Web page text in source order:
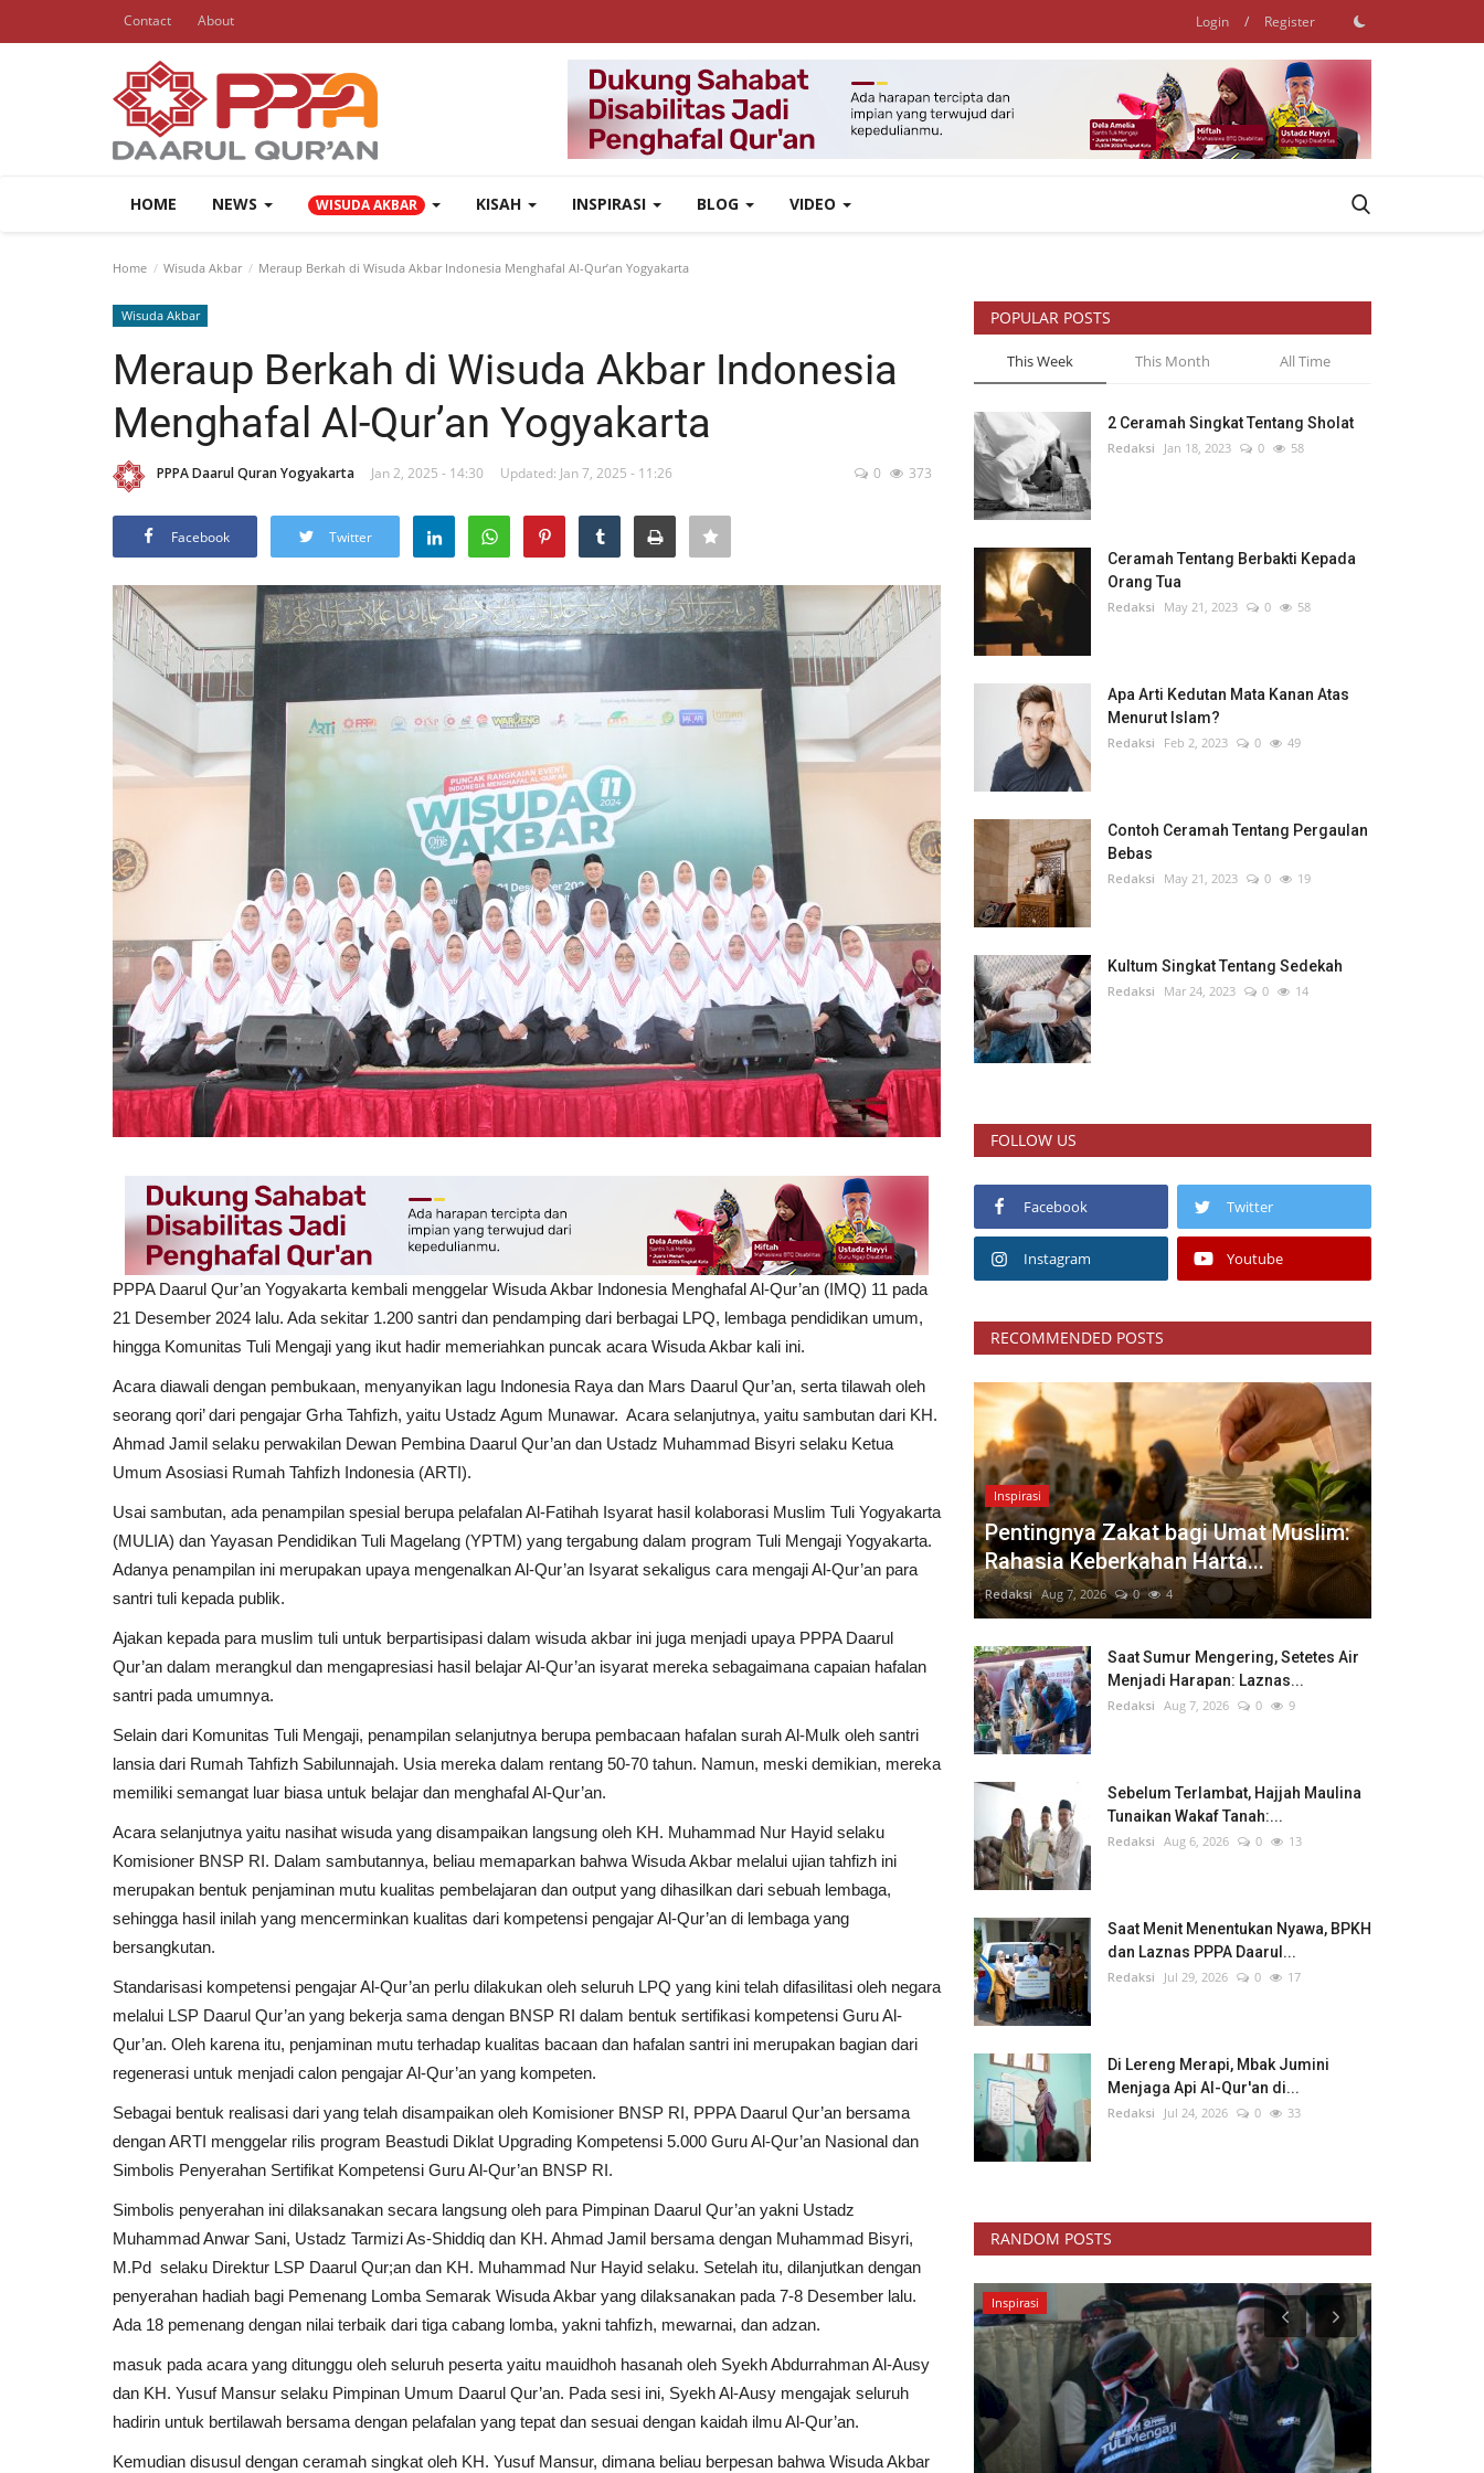
Contact About Login / Register
HOME NEWS WISUDA AKBAR KISAH INSPIRASI BLOG VIDEO
Home Wisuda Akbar Meraup Berkah di Wisuda Akbar Indonesia Menghafal Al-Qur’an Yogyakarta
Wisuda Akbar
Meraup Berkah di Wisuda Akbar Indonesia
Menghafal Al-Qur’an Yogyakarta
PPPA Daarul Quran Yogyakarta Jan 2, 2025 - 14:30 Updated: Jan 7, 2025 - 11:26 0 373
Facebook Twitter
PPPA Daarul Qur’an Yogyakarta kembali menggelar Wisuda Akbar Indonesia Menghafal Al-Qur’an (IMQ) 11 pada
21 Desember 2024 lalu. Ada sekitar 1.200 santri dan pendamping dari berbagai LPQ, lembaga pendidikan umum,
hingga Komunitas Tuli Mengaji yang ikut hadir memeriahkan puncak acara Wisuda Akbar kali ini.
Acara diawali dengan pembukaan, menyanyikan lagu Indonesia Raya dan Mars Daarul Qur’an, serta tilawah oleh
seorang qori’ dari pengajar Grha Tahfizh, yaitu Ustadz Agum Munawar. Acara selanjutnya, yaitu sambutan dari KH.
Ahmad Jamil selaku perwakilan Dewan Pembina Daarul Qur’an dan Ustadz Muhammad Bisyri selaku Ketua
Umum Asosiasi Rumah Tahfizh Indonesia (ARTI).
Usai sambutan, ada penampilan spesial berupa pelafalan Al-Fatihah Isyarat hasil kolaborasi Muslim Tuli Yogyakarta
(MULIA) dan Yayasan Pendidikan Tuli Magelang (YPTM) yang tergabung dalam program Tuli Mengaji Yogyakarta.
Adanya penampilan ini merupakan upaya mengenalkan Al-Qur’an Isyarat sekaligus cara mengaji Al-Qur’an para
santri tuli kepada publik.
Ajakan kepada para muslim tuli untuk berpartisipasi dalam wisuda akbar ini juga menjadi upaya PPPA Daarul
Qur’an dalam merangkul dan mengapresiasi hasil belajar Al-Qur’an isyarat mereka sebagaimana capaian hafalan
santri pada umumnya.
Selain dari Komunitas Tuli Mengaji, penampilan selanjutnya berupa pembacaan hafalan surah Al-Mulk oleh santri
lansia dari Rumah Tahfizh Sabilunnajah. Usia mereka dalam rentang 50-70 tahun. Namun, meski demikian, mereka
memiliki semangat luar biasa untuk belajar dan menghafal Al-Qur’an.
Acara selanjutnya yaitu nasihat wisuda yang disampaikan langsung oleh KH. Muhammad Nur Hayid selaku
Komisioner BNSP RI. Dalam sambutannya, beliau memaparkan bahwa Wisuda Akbar melalui ujian tahfizh ini
merupakan bentuk penjaminan mutu kualitas pembelajaran dan output yang dihasilkan dari sebuah lembaga,
sehingga hasil inilah yang mencerminkan kualitas dari kompetensi pengajar Al-Qur’an di lembaga yang
bersangkutan.
Standarisasi kompetensi pengajar Al-Qur’an perlu dilakukan oleh seluruh LPQ yang kini telah difasilitasi oleh negara
melalui LSP Daarul Qur’an yang bekerja sama dengan BNSP RI dalam bentuk sertifikasi kompetensi Guru Al-
Qur’an. Oleh karena itu, penjaminan mutu terhadap kualitas bacaan dan hafalan santri ini merupakan bagian dari
regenerasi untuk menjadi calon pengajar Al-Qur’an yang kompeten.
Sebagai bentuk realisasi dari yang telah disampaikan oleh Komisioner BNSP RI, PPPA Daarul Qur’an bersama
dengan ARTI menggelar rilis program Beastudi Diklat Upgrading Kompetensi 5.000 Guru Al-Qur’an Nasional dan
Simbolis Penyerahan Sertifikat Kompetensi Guru Al-Qur’an BNSP RI.
Simbolis penyerahan ini dilaksanakan secara langsung oleh para Pimpinan Daarul Qur’an yakni Ustadz
Muhammad Anwar Sani, Ustadz Tarmizi As-Shiddiq dan KH. Ahmad Jamil bersama dengan Muhammad Bisyri,
M.Pd selaku Direktur LSP Daarul Qur;an dan KH. Muhammad Nur Hayid selaku. Setelah itu, dilanjutkan dengan
penyerahan hadiah bagi Pemenang Lomba Semarak Wisuda Akbar yang dilaksanakan pada 7-8 Desember lalu.
Ada 18 pemenang dengan nilai terbaik dari tiga cabang lomba, yakni tahfizh, mewarnai, dan adzan.
masuk pada acara yang ditunggu oleh seluruh peserta yaitu mauidhoh hasanah oleh Syekh Abdurrahman Al-Ausy
dan KH. Yusuf Mansur selaku Pimpinan Umum Daarul Qur’an. Pada sesi ini, Syekh Al-Ausy mengajak seluruh
hadirin untuk bertilawah bersama dengan pelafalan yang tepat dan sesuai dengan kaidah ilmu Al-Qur’an.
Kemudian disusul dengan ceramah singkat oleh KH. Yusuf Mansur, dimana beliau berpesan bahwa Wisuda Akbar
POPULAR POSTS
This Week This Month All Time
2 Ceramah Singkat Tentang Sholat
Redaksi Jan 18, 2023 0 58
Ceramah Tentang Berbakti Kepada
Orang Tua
Redaksi May 21, 2023 0 58
Apa Arti Kedutan Mata Kanan Atas
Menurut Islam?
Redaksi Feb 2, 2023 0 49
Contoh Ceramah Tentang Pergaulan
Bebas
Redaksi May 21, 2023 0 19
Kultum Singkat Tentang Sedekah
Redaksi Mar 24, 2023 0 14
FOLLOW US
Facebook Twitter
Instagram Youtube
RECOMMENDED POSTS
Inspirasi
Pentingnya Zakat bagi Umat Muslim:
Rahasia Keberkahan Harta...
Redaksi Aug 7, 2026 0 4
Saat Sumur Mengering, Setetes Air
Menjadi Harapan: Laznas...
Redaksi Aug 7, 2026 0 9
Sebelum Terlambat, Hajjah Maulina
Tunaikan Wakaf Tanah:...
Redaksi Aug 6, 2026 0 13
Saat Menit Menentukan Nyawa, BPKH
dan Laznas PPPA Daarul...
Redaksi Jul 29, 2026 0 17
Di Lereng Merapi, Mbak Jumini
Menjaga Api Al-Qur'an di...
Redaksi Jul 24, 2026 0 33
RANDOM POSTS
Pendidikan Inspirasi Kemanusiaan